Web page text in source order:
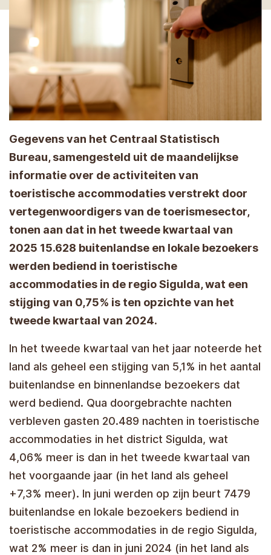
Gegevens van het Centraal Statistisch
Bureau, samengesteld uit de maandelijkse
informatie over de activiteiten van
toeristische accommodaties verstrekt door
vertegenwoordigers van de toerismesector,
tonen aan dat in het tweede kwartaal van
2025 15.628 buitenlandse en lokale bezoekers
werden bediend in toeristische
accommodaties in de regio Sigulda, wat een
stijging van 0,75% is ten opzichte van het
tweede kwartaal van 2024.
In het tweede kwartaal van het jaar noteerde het
land als geheel een stijging van 5,1% in het aantal
buitenlandse en binnenlandse bezoekers dat
werd bediend. Qua doorgebrachte nachten
verbleven gasten 20.489 nachten in toeristische
accommodaties in het district Sigulda, wat
4,06% meer is dan in het tweede kwartaal van
het voorgaande jaar (in het land als geheel
+7,3% meer). In juni werden op zijn beurt 7479
buitenlandse en lokale bezoekers bediend in
toeristische accommodaties in de regio Sigulda,
wat 2% meer is dan in juni 2024 (in het land als